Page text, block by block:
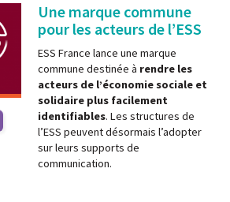
Une marque commune
pour les acteurs de l’ESS
ESS France lance une marque
commune destinée à rendre les
acteurs de l’économie sociale et
solidaire plus facilement
identifiables. Les structures de
l’ESS peuvent désormais l’adopter
sur leurs supports de
communication.